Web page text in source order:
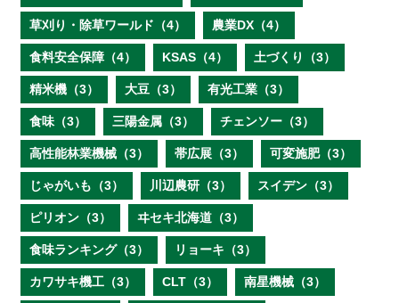
草刈り・除草ワールド（4） 農業DX（4）
食料安全保障（4） KSAS（4） 土づくり（3）
精米機（3） 大豆（3） 有光工業（3）
食味（3） 三陽金属（3） チェンソー（3）
高性能林業機械（3） 帯広展（3） 可変施肥（3）
じゃがいも（3） 川辺農研（3） スイデン（3）
ピリオン（3） ヰセキ北海道（3）
食味ランキング（3） リョーキ（3）
カワサキ機工（3） CLT（3） 南星機械（3）